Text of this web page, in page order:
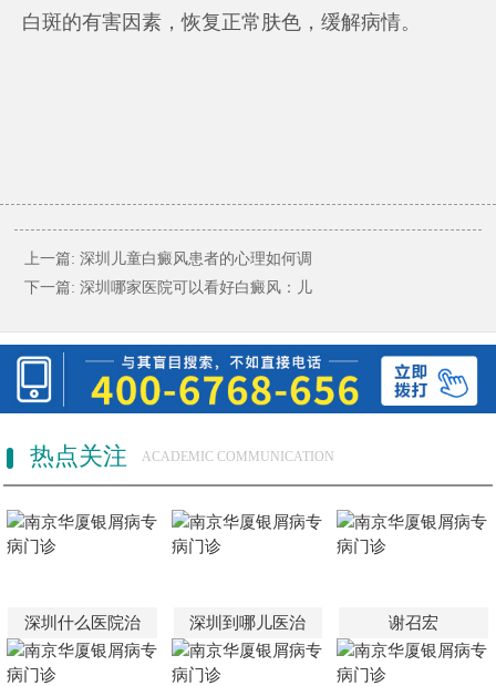
白斑的有害因素，恢复正常肤色，缓解病情。
上一篇: 深圳儿童白癜风患者的心理如何调
下一篇: 深圳哪家医院可以看好白癜风：儿
热点关注 ACADEMIC COMMUNICATION
深圳什么医院治 深圳到哪儿医治 谢召宏